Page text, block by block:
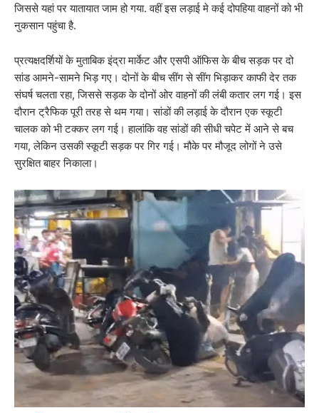
जिससे यहां पर यातायात जाम हो गया. वहीं इस लड़ाई मे कई दोपहिया वाहनों को भी
नुकसान पहुंचा है.
प्रत्यक्षदर्शियों के मुताबिक इंद्रा मार्केट और एसपी ऑफिस के बीच सड़क पर दो
सांड आमने-सामने भिड़ गए। दोनों के बीच सींग से सींग भिड़ाकर काफी देर तक
संघर्ष चलता रहा, जिससे सड़क के दोनों ओर वाहनों की लंबी कतार लग गई। इस
दौरान ट्रैफिक पूरी तरह से थम गया। सांडों की लड़ाई के दौरान एक स्कूटी
चालक को भी टक्कर लग गई। हालांकि वह सांडों की सीधी चपेट में आने से बच
गया, लेकिन उसकी स्कूटी सड़क पर गिर गई। मौके पर मौजूद लोगों ने उसे
सुरक्षित बाहर निकाला।